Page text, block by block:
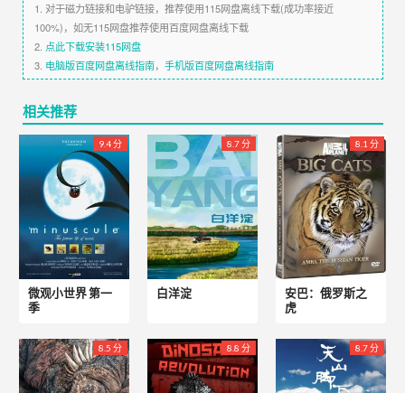
1. 对于磁力链接和电驴链接，推荐使用115网盘离线下载(成功率接近
100%)，如无115网盘推荐使用百度网盘离线下载
2. 点此下载安装115网盘
3. 电脑版百度网盘离线指南， 手机版百度网盘离线指南
相关推荐
9.4 分
微观小世界 第一
季
8.7 分
白洋淀
8.1 分
安巴：俄罗斯之
虎
8.5 分 8.8 分 8.7 分